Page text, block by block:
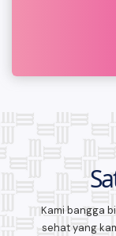
Kami bangga
sehat yang